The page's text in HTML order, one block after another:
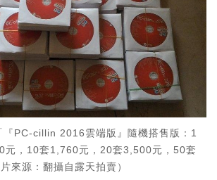
『PC-cillin 2016雲端版』隨機搭售版：1
元，10套1,760元，20套3,500元，50套
來源：翻攝自露天拍賣）